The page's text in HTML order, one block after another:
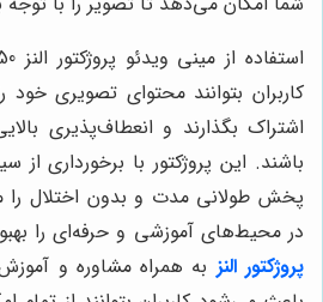
کاربران بتوانند محتوای تصویری
اشتراک بگذارند و انعطاف‌پذیری
باشند. این پروژکتور با برخورداری
پخش طولانی مدت و بدون اختلال را
در محیط‌های آموزشی و حرفه‌ای را
پروژکتور النز به همراه مشاوره و